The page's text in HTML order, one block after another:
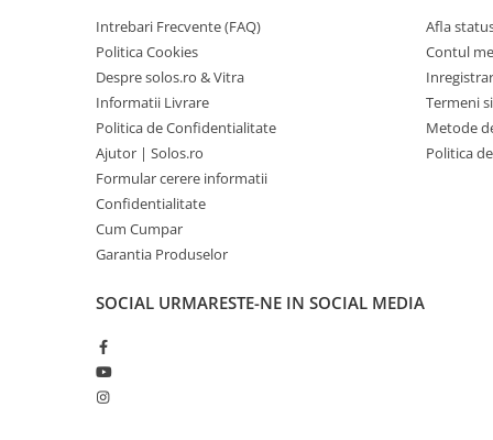
Intrebari Frecvente (FAQ)
Politica Cookies
Despre solos.ro & Vitra
Informatii Livrare
Politica de Confidentialitate
Ajutor | Solos.ro
Formular cerere informatii
Confidentialitate
Cum Cumpar
Garantia Produselor
Afla
Contul
Termeni
Metode
Politica
SOCIAL URMARESTE-NE IN SOCIAL MEDIA